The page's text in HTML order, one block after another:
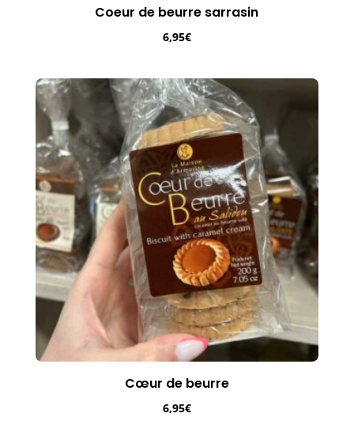
Coeur de beurre sarrasin
6,95€
Cœur de beurre
6,95€